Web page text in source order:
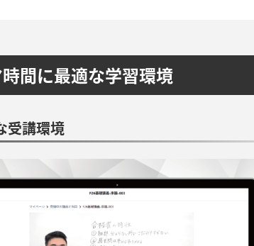
間に最適な学習環境
受講環境